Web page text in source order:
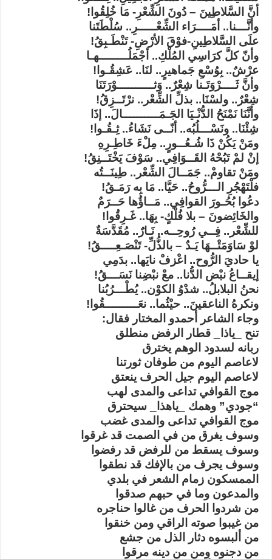
أنَّ السَّلاطِينَ – دُونَ الشِّعْرِ- مَا خُلِقُوا!
وأنَّـــنا.. أمَــــرَاء الشِّعْـــــرِ.. سُلْطَتَنا
علَى السَّلاطِينِ-فوْقَ الأرْضِ- تَنْطَـبِقُ!
وأنّ كلَّ كرَاسِي المُلْكِ.. أجْمَلُــــــــهـا
عرْشٌ.. بِوُسْعِ جَماهيرٍ.. لنَا.. عَشِقُـوا!
وأنَّ ثَــــرْوَتَـنا شِعْرٌ.. وَثــــــــــوْرَتَنَا
شِعْرٌ.. ولسْنَا.. بذلِّ الشِّعْر.. نرْتَــزِقُ!
وأنَّنَا نَمْنَحُ الدُّنْـيَا الجَـمَــــــــــالَ.. إذَا
شِئْنَا.. ونَسْـــلُبُه.. أنّــى نَشَاءُ.. ثِـقُـوا!
ومَنْ يَكُنْ ذَا شُـعُــورٍ.. مِلْءَ خَاطِـرِهِ
إنْ لمْ تَبُحْهُ القَــوَافِي.. سَوْفَ يَخْتَــنِقُ!
ومَنْ تقاومْ.. جَمَــالَ الشِّعْر.. طِينَــتُه
فلْتَهْجُرِ الـــرُّوحُ.. حَيَّا.. مَا بِه رَمَـقُ!
دعُوا بُحُـورَ القوافِي.. مَــاؤُها حَــرَمٌ
والخَائِضونَ – بلا فُلْكٍ- بِهَا.. غَـرِقُوا!
للشِّعْر.. فِــي رُوحِــه.. نَـارٌ.. مُقَدَّسَةٌ
لوْ سَاوَمَتْــهَا يَـدٌ – بالذُّلِّ- تَنْصَـعِــــقُ!
يا حاديَ الرُّوح.. اعْزفْ نايَها.. بدَمِي
إيقــاعُ نبْض الدُّنا.. معْ نبْضِنا نَسَـــقُ!
نحنُ البلابلُ.. شدْوُ الكوْن.. يُطْـــرُبُنا
ونكرهُ الناعقينَ.. حيْثُما.. نعَـــــــــقُوا!
وجاء الشاعر أحمدو المختار فقال:
تنح _ياذا_ قطار الرفض منطلق
ربانه لسدود الوهم يخترق
لاعاصم اليوم من طوفان ثورتنا
لاعاصم اليوم جيل الحرف ينعتق
موج القوافي تداعى والمدى لهب
“جودي” وهمك _ياهذا_ سيحترق
موج القوافي تداعى والمدى غضب
وسوف يغرق من في الصمت قد غرقوا
وسوف يسقط من للرفض قد رفضوا
وسوف يجرف من بالإفك قد نطقوا
الممسكون زمام الشعر في بلدي
والمدعون وما في حبهم صدقوا
من شردوا الحرف من غالوا حناجره
من غيبوا صوته الراقي ومن خنقوا
من ألبسوه دثار الذل من جشع
من دجنوه ومن من دينه مرقوا